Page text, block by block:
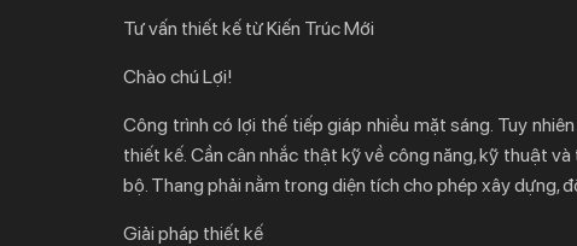
Tư vấn thiết kế từ Kiến Trúc Mới
Chào chú Lợi!
Công trình có lợi thế tiếp giáp nhiều mặt sáng. Tuy
thiết kế. Cần cân nhắc thật kỹ về công năng, kỹ thuật
bộ. Thang phải nằm trong diện tích cho phép xây dựng,
Giải pháp thiết kế